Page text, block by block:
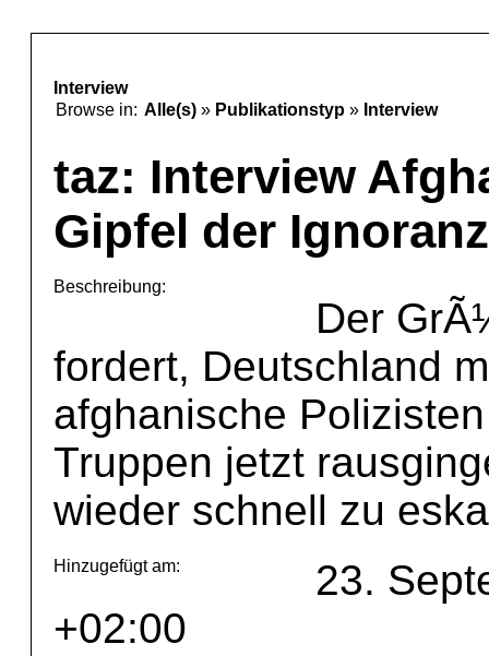
Interview
Browse in: Alle(s) » Publikationstyp » Interview
taz: Interview
Gipfel der
Beschreibung:
Der
fordert, Deutschland
afghanische
Truppen jetzt
wieder schnell zu
Hinzugefügt am:
23.
+02:00